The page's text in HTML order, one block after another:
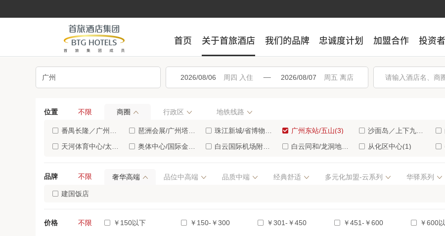
首页 关于首旅酒店 我们的品牌 忠诚度计划 加盟合作 投资
首页 关于首旅酒店 我们的品牌 忠诚度计划 加盟合作 投资
入住 离店
位置 不限 商圈 行政区 地铁线路
番禺长隆／广州南站附近(6) 琶洲会展/广州塔/客村(5) 珠江新城/省博物馆(4) 广州东站/五山(3) 沙面岛／上下九步行街(3)
天河体育中心/太古汇(2)
奥体中心/国际金融城(1) 白云国际机场附近(1) 白云同和/龙洞地区(1) 从化区中心(1)
品牌 不限 奢华高端 品位中高端 品质中端 经典舒适 多元化加盟-云系列 华驿系列
建国饭店
价格 不限 ￥150以下 ￥150-￥300 ￥301-￥450 ￥451-￥600 ￥600